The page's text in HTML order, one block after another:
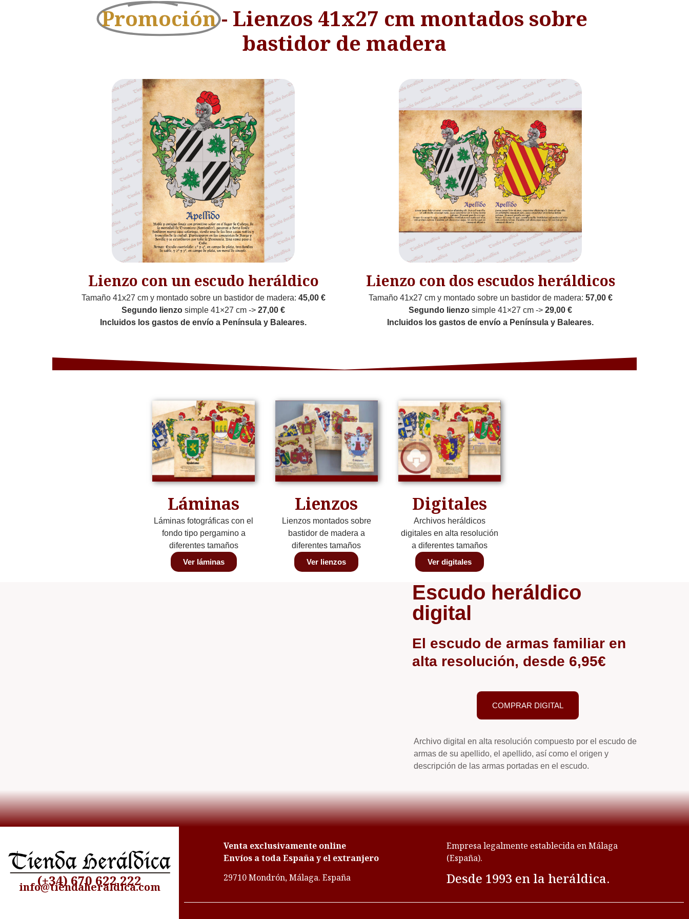
Promoción - Lienzos 41x27 cm montados sobre
bastidor de madera
Lienzo con un escudo heráldico
Tamaño 41x27 cm y montado sobre un bastidor de madera: 45,00 €
Segundo lienzo simple 41×27 cm -> 27,00 €
Incluidos los gastos de envío a Península y Baleares.
Lienzo con dos escudos heráldicos
Tamaño 41x27 cm y montado sobre un bastidor de madera: 57,00 €
Segundo lienzo simple 41×27 cm -> 29,00 €
Incluidos los gastos de envío a Península y Baleares.
Láminas
Láminas fotográficas con el
fondo tipo pergamino a
diferentes tamaños
Ver láminas
Lienzos
Lienzos montados sobre
bastidor de madera a
diferentes tamaños
Ver lienzos
Digitales
Archivos heráldicos
digitales en alta resolución
a diferentes tamaños
Ver digitales
Escudo heráldico
digital
El escudo de armas familiar en
alta resolución, desde 6,95€
COMPRAR DIGITAL
Archivo digital en alta resolución compuesto por el escudo de
armas de su apellido, el apellido, así como el origen y
descripción de las armas portadas en el escudo.
(+34) 670 622 222
info@tiendaheraldica.com
Venta exclusivamente online
Envíos a toda España y el extranjero
29710 Mondrón, Málaga. España
Empresa legalmente establecida en Málaga
(España).
Desde 1993 en la heráldica.